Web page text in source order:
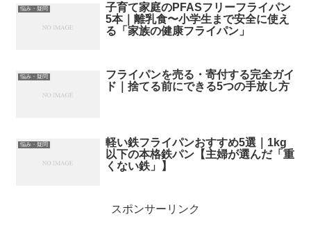
悩み・疑問
子育て家庭のPFASフリーフライパン
5本｜離乳食〜小学生まで安全に使え
る「家族の健康フライパン」
悩み・疑問
フライパンを売る・寄付する完全ガイ
ド｜捨てる前にできる5つの手放し方
悩み・疑問
軽い鉄フライパンおすすめ5選｜1kg
以下の本格鉄パン【主婦が選んだ「重
くない鉄」】
スポンサーリンク